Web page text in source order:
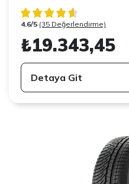
4.6/5 (35 Değerlendirme)
₺19.343,45
Detaya Git